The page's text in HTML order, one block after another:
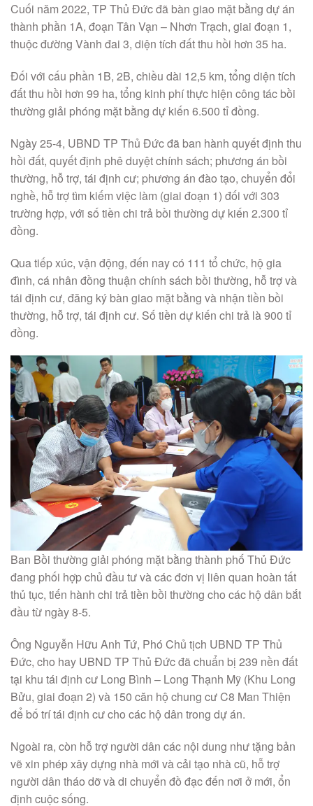
Cuối năm 2022, TP Thủ Đức đã bàn giao mặt bằng dự án
thành phần 1A, đoạn Tân Vạn – Nhơn Trạch, giai đoạn 1,
thuộc đường Vành đai 3, diện tích đất thu hồi hơn 35 ha.
Đối với cấu phần 1B, 2B, chiều dài 12,5 km, tổng diện tích
đất thu hồi hơn 99 ha, tổng kinh phí thực hiện công tác bồi
thường giải phóng mặt bằng dự kiến 6.500 tỉ đồng.
Ngày 25-4, UBND TP Thủ Đức đã ban hành quyết định thu
hồi đất, quyết định phê duyệt chính sách; phương án bồi
thường, hỗ trợ, tái định cư; phương án đào tạo, chuyển đổi
nghề, hỗ trợ tìm kiếm việc làm (giai đoạn 1) đối với 303
trường hợp, với số tiền chi trả bồi thường dự kiến 2.300 tỉ
đồng.
Qua tiếp xúc, vận động, đến nay có 111 tổ chức, hộ gia
đình, cá nhân đồng thuận chính sách bồi thường, hỗ trợ và
tái định cư, đăng ký bàn giao mặt bằng và nhận tiền bồi
thường, hỗ trợ, tái định cư. Số tiền dự kiến chi trả là 900 tỉ
đồng.
Ban Bồi thường giải phóng mặt bằng thành phố Thủ Đức
đang phối hợp chủ đầu tư và các đơn vị liên quan hoàn tất
thủ tục, tiến hành chi trả tiền bồi thường cho các hộ dân bắt
đầu từ ngày 8-5.
Ông Nguyễn Hữu Anh Tứ, Phó Chủ tịch UBND TP Thủ
Đức, cho hay UBND TP Thủ Đức đã chuẩn bị 239 nền đất
tại khu tái định cư Long Bình – Long Thạnh Mỹ (Khu Long
Bửu, giai đoạn 2) và 150 căn hộ chung cư C8 Man Thiện
để bố trí tái định cư cho các hộ dân trong dự án.
Ngoài ra, còn hỗ trợ người dân các nội dung như tặng bản
vẽ xin phép xây dựng nhà mới và cải tạo nhà cũ, hỗ trợ
người dân tháo dỡ và di chuyển đồ đạc đến nơi ở mới, ổn
định cuộc sống.